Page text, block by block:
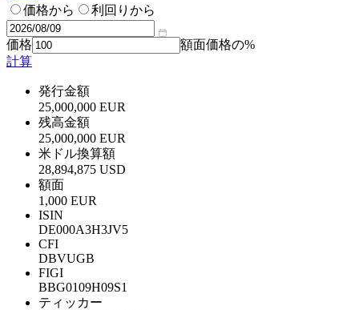
価格から
利回りから
価格
額面価格の%
計算
発行金額
25,000,000 EUR
残高金額
25,000,000 EUR
米ドル換算額
28,894,875 USD
額面
1,000 EUR
ISIN
DE000A3H3JV5
CFI
DBVUGB
FIGI
BBG0109H09S1
ティッカー